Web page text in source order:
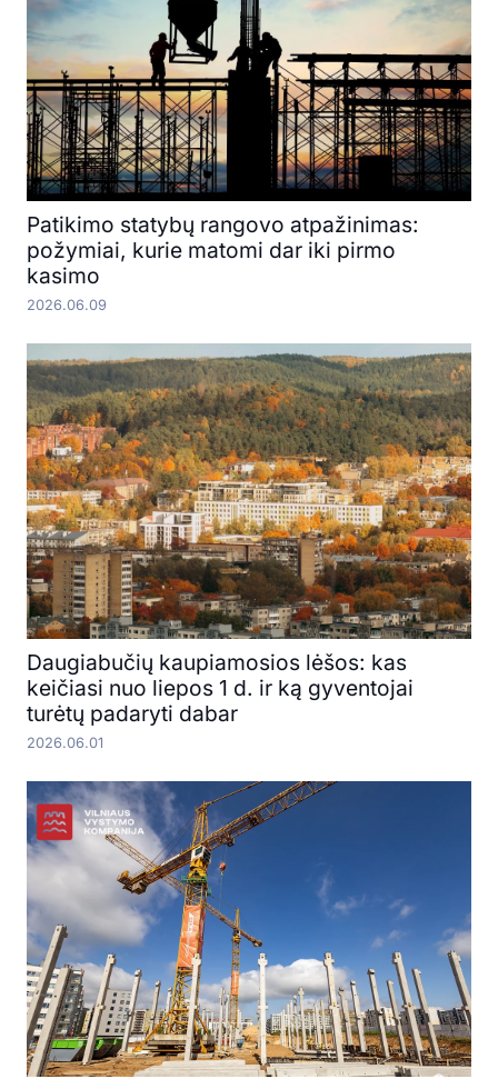
Patikimo statybų rangovo atpažinimas:
požymiai, kurie matomi dar iki pirmo
kasimo
2026.06.09
Daugiabučių kaupiamosios lėšos: kas
keičiasi nuo liepos 1 d. ir ką gyventojai
turėtų padaryti dabar
2026.06.01